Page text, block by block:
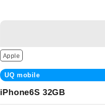
Apple
UQ mobile
iPhone6S 32GB